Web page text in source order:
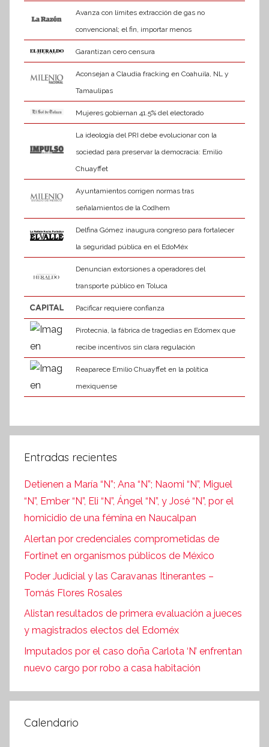
Avanza con límites extracción de gas no
convencional; el fin, importar menos
Garantizan cero censura
Aconsejan a Claudia fracking en Coahuila, NL y
Tamaulipas
Mujeres gobiernan 41.5% del electorado
La ideología del PRI debe evolucionar con la
sociedad para preservar la democracia: Emilio
Chuayffet
Ayuntamientos corrigen normas tras
señalamientos de la Codhem
Delfina Gómez inaugura congreso para fortalecer
la seguridad pública en el EdoMéx
Denuncian extorsiones a operadores del
transporte público en Toluca
Pacificar requiere confianza
Pirotecnia, la fábrica de tragedias en Edomex que
recibe incentivos sin clara regulación
Reaparece Emilio Chuayffet en la política
mexiquense
Entradas recientes
Detienen a María “N”; Ana “N”; Naomi “N”, Miguel
“N”, Ember “N”, Eli “N”, Ángel “N”, y José “N”, por el
homicidio de una fémina en Naucalpan
Alertan por credenciales comprometidas de
Fortinet en organismos públicos de México
Poder Judicial y las Caravanas Itinerantes –
Tomás Flores Rosales
Alistan resultados de primera evaluación a jueces
y magistrados electos del Edoméx
Imputados por el caso doña Carlota ‘N’ enfrentan
nuevo cargo por robo a casa habitación
Calendario